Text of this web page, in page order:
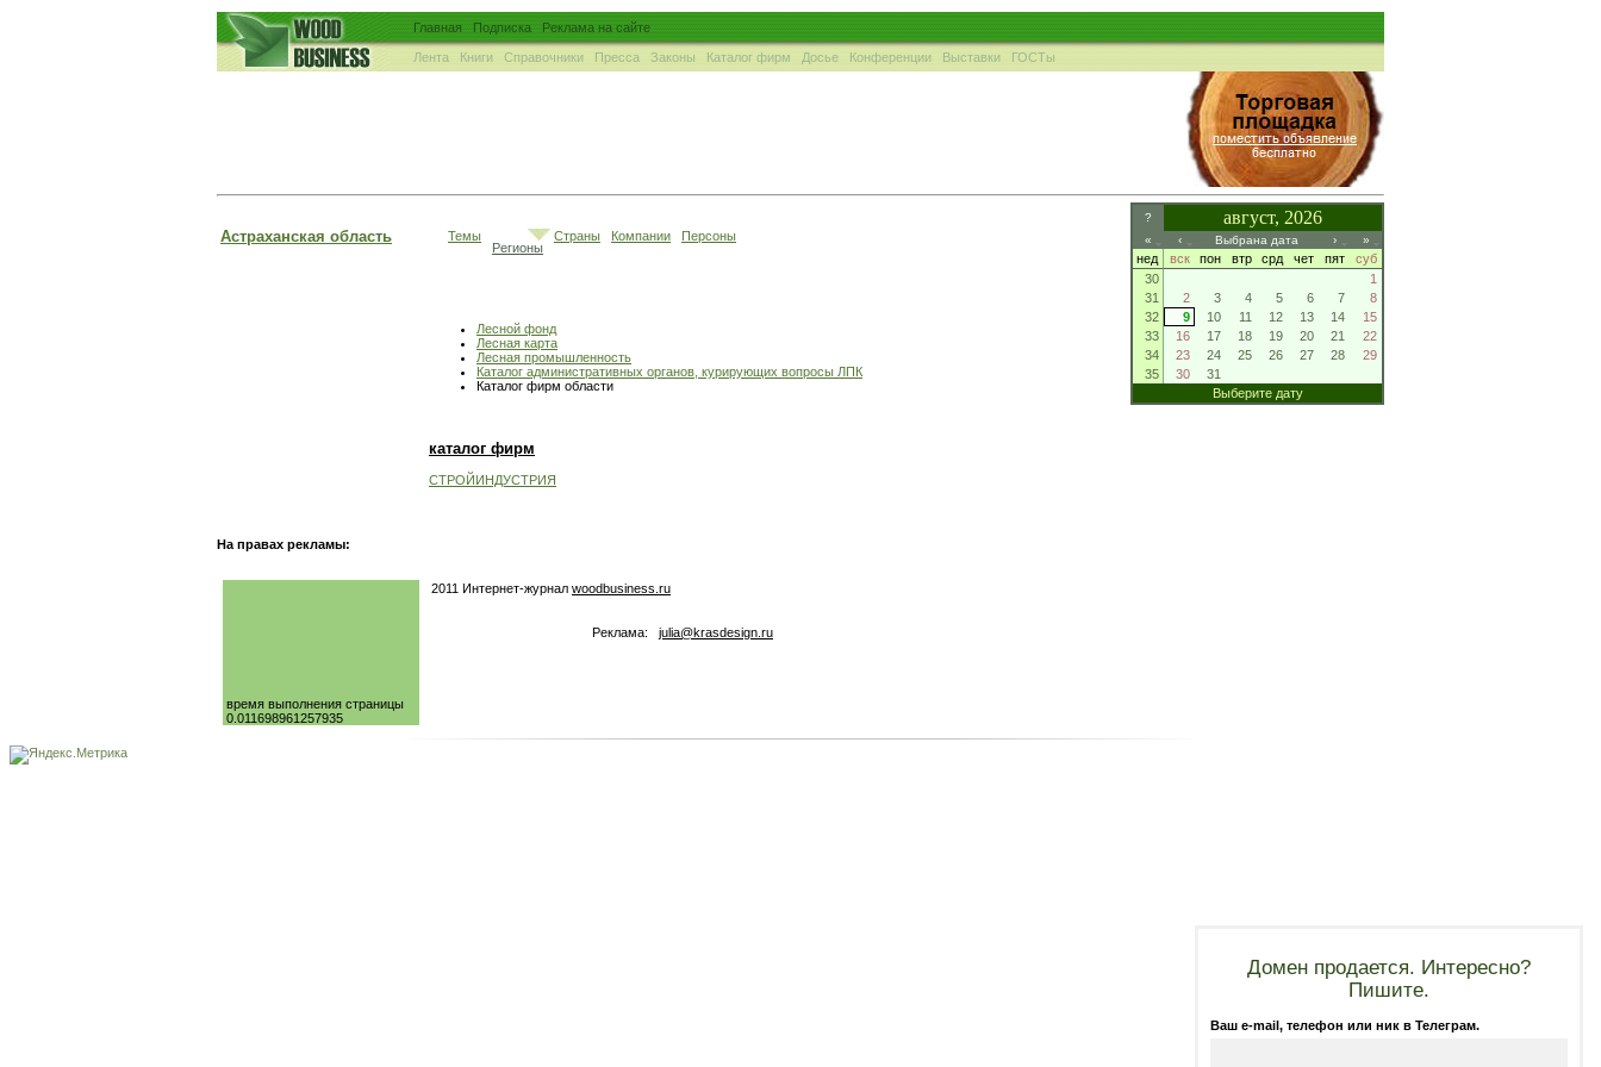
Главная Подписка Реклама на сайте
Лента Книги Справочники Пресса Законы Каталог фирм Досье Конференции Выставки ГОСТы
Астраханская область
Темы
Регионы
Страны Компании Персоны
Лесной фонд
Лесная карта
Лесная промышленность
Каталог административных органов, курирующих вопросы ЛПК
Каталог фирм области
каталог фирм
СТРОЙИНДУСТРИЯ
? август, 2026
« ‹ Выбрана дата › »
нед вск пон втр срд чет пят
суб
30
1
31
2 3 4 5 6 7
8
32
9 10 11 12 13 14
15
33
16 17 18 19 20 21
22
34
23 24 25 26 27 28
29
35
30
31
Выберите дату
На правах рекламы:
время выполнения страницы
0.011698961257935
2011 Интернет-журнал woodbusiness.ru
Реклама: julia@krasdesign.ru
Домен продается. Интересно?
Пишите.
Ваш e-mail, телефон или ник в Телеграм.